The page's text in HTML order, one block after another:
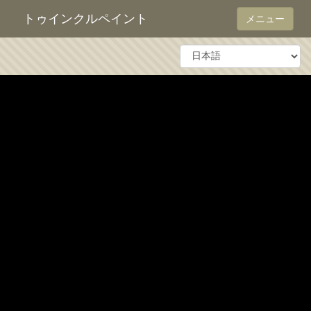
メニュー
トゥインクルペイント
Language